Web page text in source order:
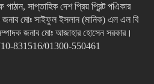
সাপ্তাহিক দেশ প্রিয় প্রিন্ট পএিকার
মোঃ সাইফুল ইসলান (মানিক) এল এল বি
জনাব মোঃ আজাহার হোসেন সরকার।
831516/01300-550461